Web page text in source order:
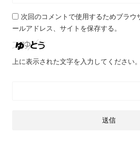
次回のコメントで使用するためブラウ
ールアドレス、サイトを保存する。
上に表示された文字を入力してください。